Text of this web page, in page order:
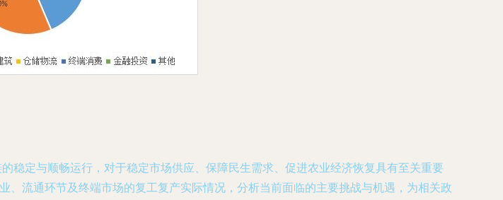
稳定与顺畅运行，对于稳定市场供应、保障民生需求、促进农业经济恢复具有至关重要
流通环节及终端市场的复工复产实际情况，分析当前面临的主要挑战与机遇，为相关政